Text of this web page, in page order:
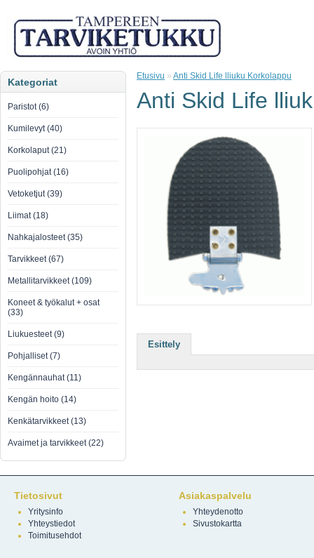
Kategoriat
Paristot (6)
Kumilevyt (40)
Korkolaput (21)
Puolipohjat (16)
Vetoketjut (39)
Liimat (18)
Nahkajalosteet (35)
Tarvikkeet (67)
Metallitarvikkeet (109)
Koneet & työkalut + osat
(33)
Liukuesteet (9)
Pohjalliset (7)
Kengännauhat (11)
Kengän hoito (14)
Kenkätarvikkeet (13)
Avaimet ja tarvikkeet (22)
Etusivu » Anti Skid Life lliuku Korkolappu
Anti Skid Life
Esittely
Tietosivut
Yritysinfo
Yhteystiedot
Toimitusehdot
Asiakaspalvelu
Yhteydenotto
Sivustokartta